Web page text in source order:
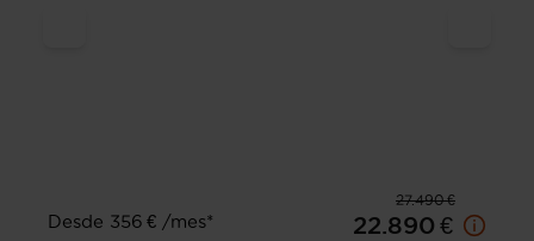
27.490 €
Desde 356 € /mes*
22.890 €